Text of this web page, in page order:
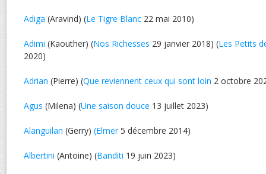
Adiga (Aravind) (Le Tigre Blanc 22 mai 2010)
Adimi (Kaouther) (Nos Richesses 29 janvier 2018) (Les Petits
2020)
Adrian (Pierre) (Que reviennent ceux qui sont loin 2 octobre
Agus (Milena) (Une saison douce 13 juillet 2023)
Alanguilan (Gerry) (Elmer5 décembre 2014)
Albertini (Antoine) (Banditi 19 juin 2023)